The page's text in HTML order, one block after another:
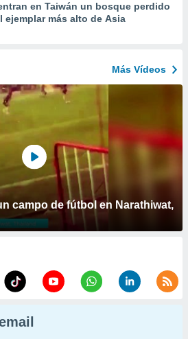
en Taiwán un bosque perdido
ejemplar más alto de Asia
Más Vídeos
campo de fútbol en Narathiwat,